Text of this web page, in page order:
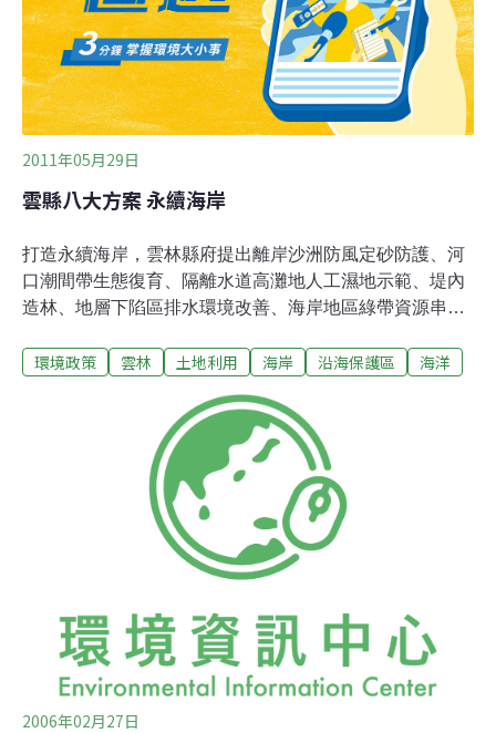
護署高級顧問卡梅隆·戴維斯（Cameron Davis）表示，
「如果有任何拯救五大湖區的仙丹妙方，恢復濕地一定是
最佳方案」。美國漁業和野生動物局湯姆·
2011年05月29日
雲縣八大方案 永續海岸
打造永續海岸，雲林縣府提出離岸沙洲防風定砂防護、河
口潮間帶生態復育、隔離水道高灘地人工濕地示範、堤內
造林、地層下陷區排水環境改善、海岸地區綠帶資源串
元。水利處表示，雲林縣沿海屬「彰雲嘉沿海保護區」範
原則，進行環境監測及生態調查，打造永續海岸計畫範圍
北起縣境濁水溪口，南至縣境北港溪口，涵蓋麥寮、台
西、四湖、口湖等鄉鎮。林榮川強調，整個計畫以「三
生」即生態、生活、生產為訴求，除了將海岸營造出生態
教育環境以及預防災害之功能外，更考量並賦予地方產業
永續發展的新生產模式，以延續地方住民生活，不過因經
費龐大，未來將依照急迫性及重要性，分兩期依序辦理。
環境政策 雲林 土地利用 海岸 沿海保護區 海洋
2006年02月27日